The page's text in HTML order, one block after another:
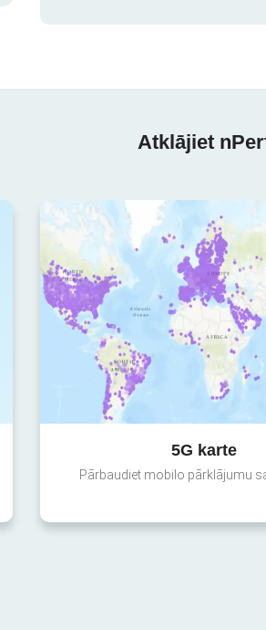
Atklājiet
5G karte
Pārbaudiet mobilo pārklājumu